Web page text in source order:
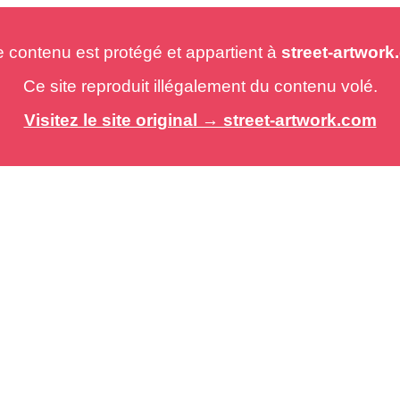
est protégé et appartient à street-
Ce site reproduit illégalement du contenu volé.
Visitez le site original → street-artwork.com